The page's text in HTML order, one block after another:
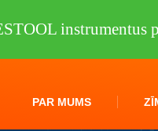
PAR MUMS
instrumentus